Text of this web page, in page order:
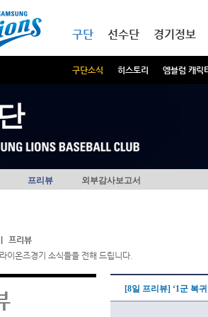
구단
구단소식 히스토리 엠블럼 캐릭
선수단 경기정보
프리뷰 외부감사보고서
프리뷰
이온즈경기 소식들을 전해 드립니다.
[8일 프리뷰] ‘1군 복